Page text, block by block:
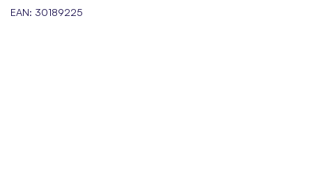
EAN: 30189225